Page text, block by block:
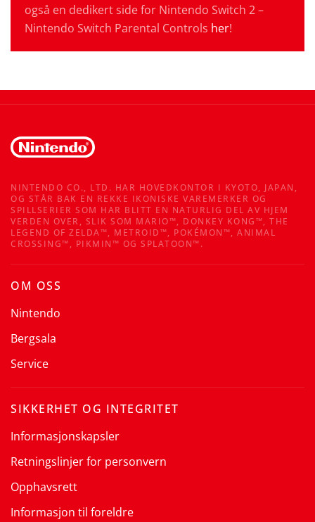
også en dedikert side for Nintendo Switch 2 –
Nintendo Switch Parental Controls her!
NINTENDO CO., LTD. HAR HOVEDKONTOR I KYOTO, JAPAN,
OG STÅR BAK EN REKKE IKONISKE VAREMERKER OG
SPILLSERIER SOM HAR BLITT EN NATURLIG DEL AV HJEM
VERDEN OVER, SLIK SOM MARIO™, DONKEY KONG™, THE
LEGEND OF ZELDA™, METROID™, POKÉMON™, ANIMAL
CROSSING™, PIKMIN™ OG SPLATOON™.
OM OSS
Nintendo
Bergsala
Service
SIKKERHET OG INTEGRITET
Informasjonskapsler
Retningslinjer for personvern
Opphavsrett
Informasjon til foreldre